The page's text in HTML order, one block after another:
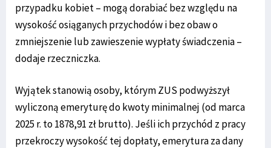
przypadku kobiet – mogą dorabiać bez względu na
wysokość osiąganych przychodów i bez obaw o
zmniejszenie lub zawieszenie wypłaty świadczenia –
dodaje rzeczniczka.
Wyjątek stanowią osoby, którym ZUS podwyższył
wyliczoną emeryturę do kwoty minimalnej (od marca
2025 r. to 1878,91 zł brutto). Jeśli ich przychód z pracy
przekroczy wysokość tej dopłaty, emerytura za dany